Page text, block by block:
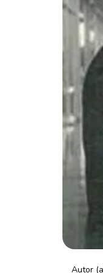
Autor